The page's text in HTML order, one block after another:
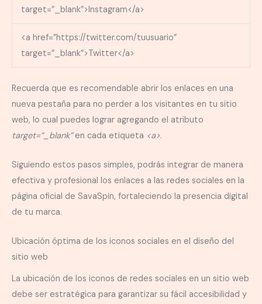
target=”_blank”>Instagram</a>
<a href=”https://twitter.com/tuusuario”
target=”_blank”>Twitter</a>
Recuerda que es recomendable abrir los enlaces en una
nueva pestaña para no perder a los visitantes en tu sitio
web, lo cual puedes lograr agregando el atributo
target=”_blank”en cada etiqueta <a>.
Siguiendo estos pasos simples, podrás integrar de manera
efectiva y profesional los enlaces a las redes sociales en la
página oficial de SavaSpin, fortaleciendo la presencia digital
de tu marca.
Ubicación óptima de los iconos sociales en el diseño del
sitio web
La ubicación de los iconos de redes sociales en un sitio web
debe ser estratégica para garantizar su fácil accesibilidad y